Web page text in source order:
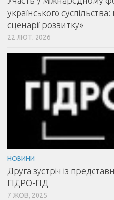
українського
сценарії розвитку»
22 ЛЮТ, 2026
НОВИНИ
Друга зустріч із
ГІДРО-ГІД
7 ЖОВ, 2025